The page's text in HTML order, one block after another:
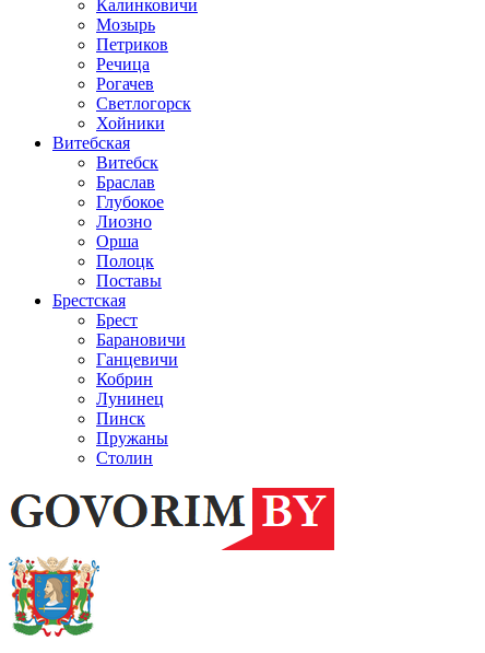
Калинковичи
Мозырь
Петриков
Речица
Рогачев
Светлогорск
Хойники
Витебская
Витебск
Браслав
Глубокое
Лиозно
Орша
Полоцк
Поставы
Брестская
Брест
Барановичи
Ганцевичи
Кобрин
Лунинец
Пинск
Пружаны
Столин